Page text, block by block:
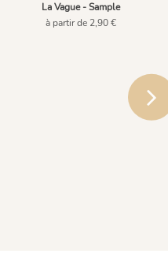
La Vague - Sample
à partir de 2,90 €